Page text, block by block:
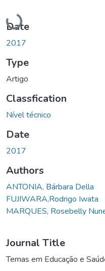
Loading...
Date
2017
Type
Artigo
Classfication
Nível técnico
Date
2017
Authors
ANTONIA, Bárbara Della
FUJIWARA,Rodrigo Iwata
MARQUES, Rosebelly
Journal Title
Temas em Educação e